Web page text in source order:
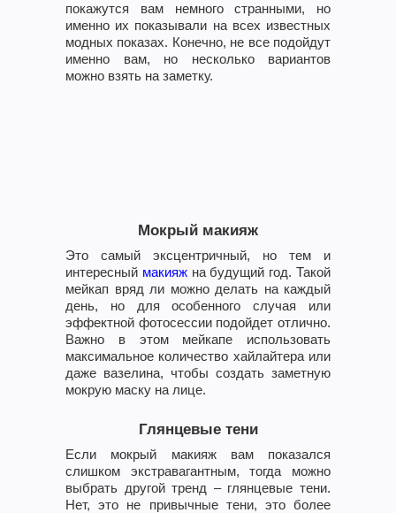
покажутся вам немного странными, но
именно их показывали на всех известных
модных показах. Конечно, не все подойдут
именно вам, но несколько вариантов
можно взять на заметку.
Мокрый макияж
Это самый эксцентричный, но тем и
интересный макияжна будущий год. Такой
мейкап вряд ли можно делать на каждый
день, но для особенного случая или
эффектной фотосессии подойдет отлично.
Важно в этом мейкапе использовать
максимальное количество хайлайтера или
даже вазелина, чтобы создать заметную
мокрую маску на лице.
Глянцевые тени
Если мокрый макияж вам показался
слишком экстравагантным, тогда можно
выбрать другой тренд – глянцевые тени.
Нет, это не привычные тени, это более